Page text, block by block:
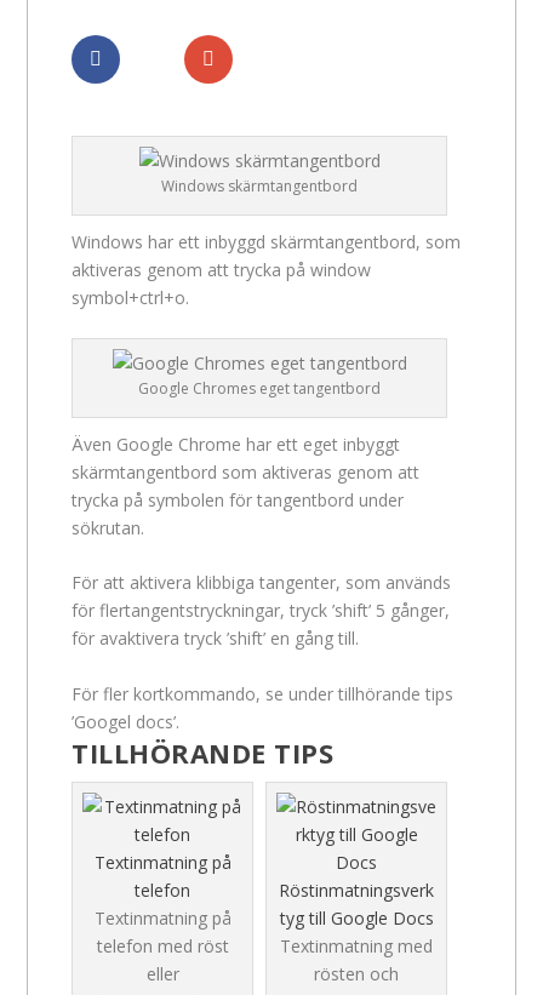
Windows skärmtangentbord
Windows har ett inbyggd skärmtangentbord, som
aktiveras genom att trycka på window
symbol+ctrl+o.
Google Chromes eget tangentbord
Även Google Chrome har ett eget inbyggt
skärmtangentbord som aktiveras genom att
trycka på symbolen för tangentbord under
sökrutan.
För att aktivera klibbiga tangenter, som används
för flertangentstryckningar, tryck ’shift’ 5 gånger,
för avaktivera tryck ’shift’ en gång till.
För fler kortkommando, se under tillhörande tips
’Googel docs’.
TILLHÖRANDE TIPS
Textinmatning på
telefon
Textinmatning på
telefon med röst
eller
Röstinmatningsverk
tyg till Google Docs
Textinmatning med
rösten och